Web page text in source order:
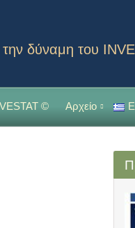
δύναμη του
© Αρχείο